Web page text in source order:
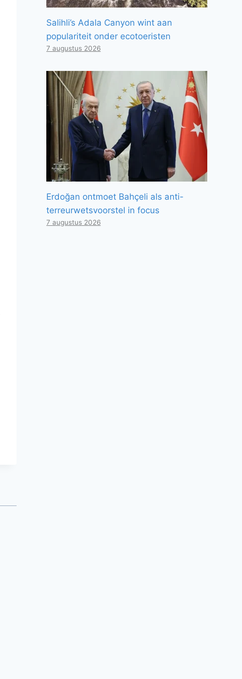
Salihli’s Adala Canyon wint aan
populariteit onder ecotoeristen
7 augustus 2026
Erdoğan ontmoet Bahçeli als anti-
terreurwetsvoorstel in focus
7 augustus 2026